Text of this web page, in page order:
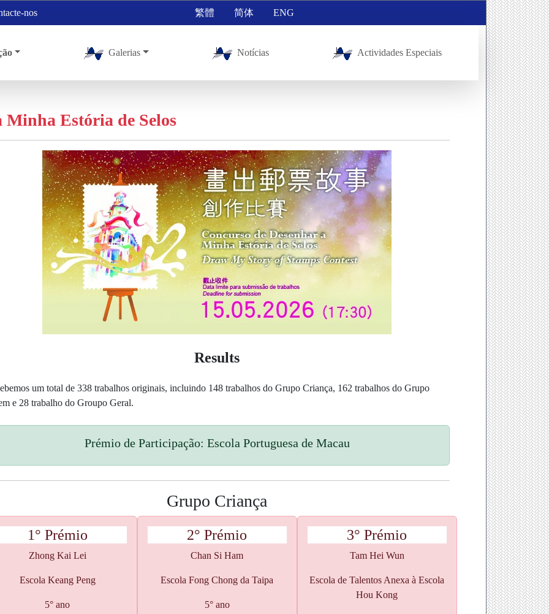
nos 繁體 简体 ENG
Galerias Notícias Actividades Especiais
Minha Estória de Selos
Results
um total de 338 trabalhos originais, incluindo 148 trabalhos do Grupo Criança, 162 trabalhos do Grupo
e 28 trabalho do Groupo Geral.
Prémio de Participação: Escola Portuguesa de Macau
Grupo Criança
1° Prémio
Zhong Kai Lei
Escola Keang Peng
5° ano
2° Prémio
Chan Si Ham
Escola Fong Chong da Taipa
5° ano
3° Prémio
Tam Hei Wun
Escola de Talentos Anexa à Escola
Hou Kong